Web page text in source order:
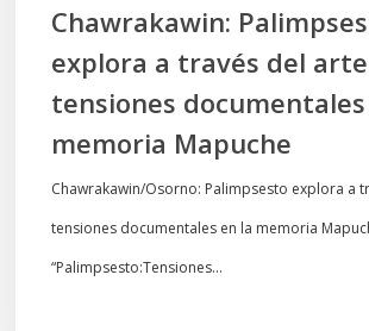
memoria
Mapuche
Chawrakawin:
explora a través del
tensiones
memoria Mapuche
Chawrakawin/Osorno: Palimpsesto explora a
tensiones documentales en la memoria
“Palimpsesto:Tensiones…